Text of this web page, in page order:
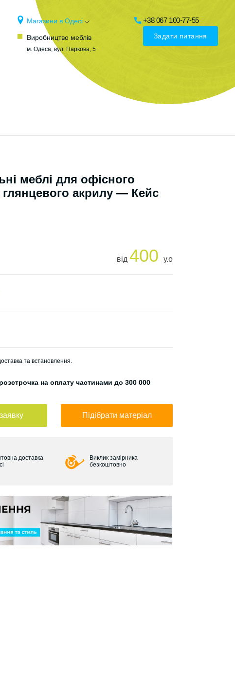
Магазини в Одесі
Виробництво меблів
м. Одеса, вул. Паркова, 5
+38 067 100-77-55
Задати питання
меблі для офісного
глянцевого акрилу — Кейс
від 400 у.о
та встановлення.
на оплату частинами до 300 000
Підібрати матеріал
доставка
Виклик замірника
безкоштовно